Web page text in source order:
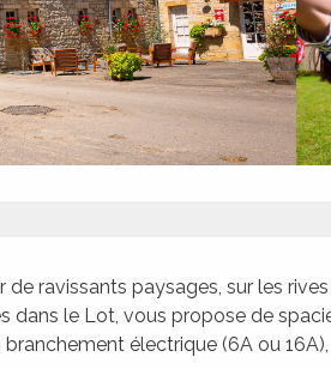
ravissants paysages, sur les
dans le Lot, vous propose de
électrique (6A ou